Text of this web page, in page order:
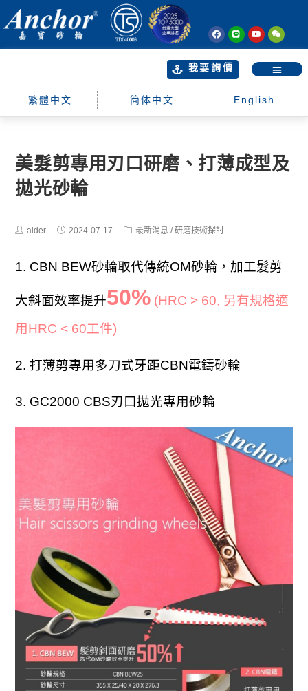
我要詢價
繁體中文 简体中文 English
美髮剪專用刃口研磨、打薄成型及
拋光砂輪
alder 2024-07-17 最新消息 /研磨技術探討
1. CBN BEW砂輪取代傳統OM砂輪，加工髮剪
大斜面效率提升50% (HRC > 60, 另有規格適
用HRC < 60工件)
2. 打薄剪專用多刀式牙距CBN電鑄砂輪
3. GC2000 CBS刃口拋光專用砂輪